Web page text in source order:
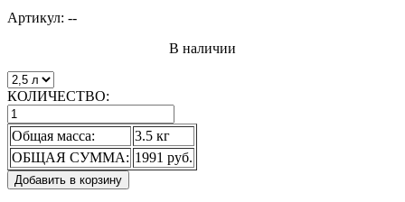
Артикул: --
В наличии
КОЛИЧЕСТВО:
Общая масса:
3.5 кг
ОБЩАЯ СУММА: 1991 руб.
Добавить в корзину